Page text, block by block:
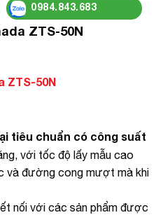
0984.843.683
ZTS-50N
ZTS-50N
tiêu chuẩn có công suất
với tốc độ lấy mẫu cao
và đường cong mượt mà khi
nối với các sản phẩm được